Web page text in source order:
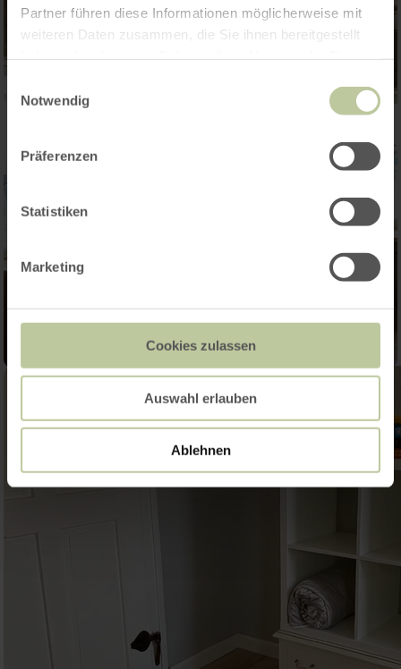
Partner führen diese Informationen möglicherweise mit
weiteren Daten zusammen, die Sie ihnen bereitgestellt
Notwendig
Präferenzen
Statistiken
Marketing
Cookies zulassen
Auswahl erlauben
Ablehnen